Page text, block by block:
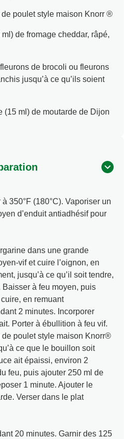
poulet style maison Knorr ®
de fromage cheddar, râpé,
de brocoli ou fleurons
jusqu’à ce qu’ils soient
(15 ml) de moutarde de Dijon
350°F (180°C). Vaporiser un
d’enduit antiadhésif pour
dans une grande
vif et cuire l’oignon, en
jusqu’à ce qu’il soit tendre,
à feu moyen, puis
en remuant
2 minutes. Incorporer
Porter à ébullition à feu vif.
poulet style maison Knorr®
ce que le bouillon soit
ait épaissi, environ 2
feu, puis ajouter 250 ml de
1 minute. Ajouter le
Verser dans le plat
20 minutes. Garnir des 125